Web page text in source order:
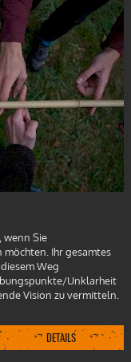
wenn Sie
Ihr gesamtes
Weg
Unklarheit
Vision zu vermitteln.
DETAILS